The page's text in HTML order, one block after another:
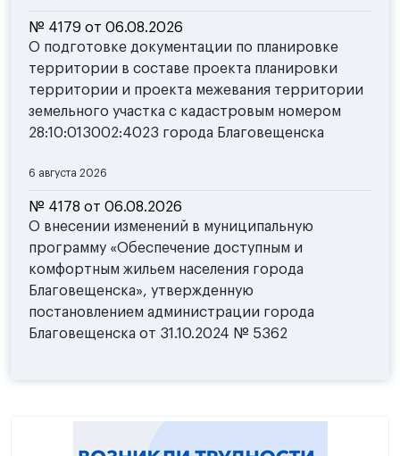
№ 4179 от 06.08.2026
О подготовке документации по планировке
территории в составе проекта планировки
территории и проекта межевания территории
земельного участка с кадастровым номером
28:10:013002:4023 города Благовещенска
6 августа 2026
№ 4178 от 06.08.2026
О внесении изменений в муниципальную
программу «Обеспечение доступным и
комфортным жильем населения города
Благовещенска», утвержденную
постановлением администрации города
Благовещенска от 31.10.2024 № 5362